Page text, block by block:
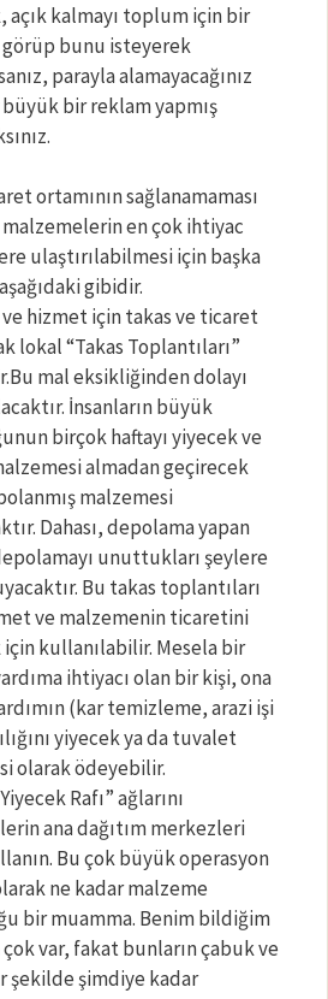
açık kalmayı toplum için bir
bunu isteyerek
parayla alamayacağınız
bir reklam yapmış
ortamının sağlanamaması
en çok ihtiyac
ulaştırılabilmesi için başka
gibidir.
hizmet için takas ve ticaret
lokal “Takas Toplantıları”
mal eksikliğinden dolayı
İnsanların büyük
birçok haftayı yiyecek ve
almadan geçirecek
malzemesi
Dahası, depolama yapan
unuttukları şeylere
Bu takas toplantıları
ve malzemenin ticaretini
için kullanılabilir. Mesela bir
ihtiyacı olan bir kişi, ona
(kar temizleme, arazi işi
yiyecek ya da tuvalet
olarak ödeyebilir.
Rafı” ağlarını
ana dağıtım merkezleri
Bu çok büyük operasyon
ne kadar malzeme
bir muamma. Benim bildiğim
çok var, fakat bunların çabuk ve
şekilde şimdiye kadar